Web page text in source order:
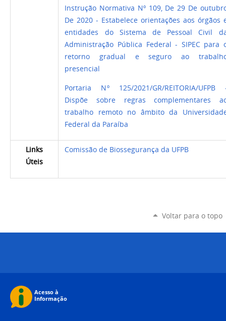
Instrução Normativa Nº109, De 29 De
De 2020 - Estabelece orientações aos órgãos
entidades do Sistema de Pessoal Civil
Administração Pública Federal- SIPEC para
retorno gradual e seguro ao
presencial
Portaria Nº125/2021/GR/REITORIA/UFPB
Dispõe sobre regras complementares
trabalho remoto no âmbito da
Federal da Paraíba
Links
Úteis
Comissão de Biossegurança da UFPB
Voltar para o topo